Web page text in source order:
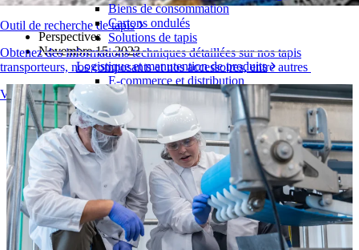
Outil de recherche de tapis
Obtenez des informations techniques détaillées sur nos tapis
transporteurs, nos composants et nos accessoires, entre autres
Vue d'ensemble des produits
Biens de consommation
Cartons ondulés
Solutions de tapis
Logistique et manutention de produits
E-commerce et distribution
Colis et courrier
Automobile et pneus
Pneu
Automobile
Batteries de véhicules électriques
Industriel
Présentation des industries
Perspectives
Novembre 15, 2023